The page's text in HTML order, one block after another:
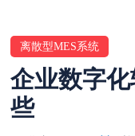
离散型MES系统
企业数字
些